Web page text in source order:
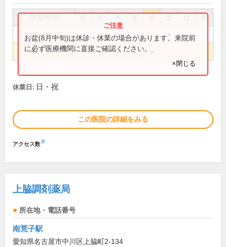
祝
9:00～13:30
9:00～19:30 ● ● ● ●
お盆(8月中旬)は休診・休業の場合があります。来院前
に必ず医療機関に直接ご確認ください。
×閉じる
休業日: 日・祝
この医院の詳細をみる
アクセス数※
上脇調剤薬局
所在地・電話番号
南荒子駅
愛知県名古屋市中川区上脇町2-134